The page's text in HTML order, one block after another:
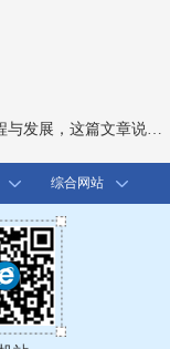
展，这篇文章说全了！
综合网站